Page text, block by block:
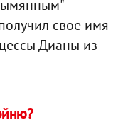
свое имя
Дианы из